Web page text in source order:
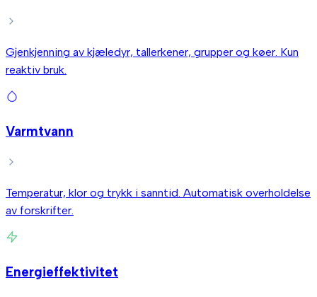
Gjenkjenning av kjæledyr, tallerkener, grupper og køer. Kun
reaktiv bruk.
Varmtvann
Temperatur, klor og trykk i sanntid. Automatisk overholdelse
av forskrifter.
Energieffektivitet